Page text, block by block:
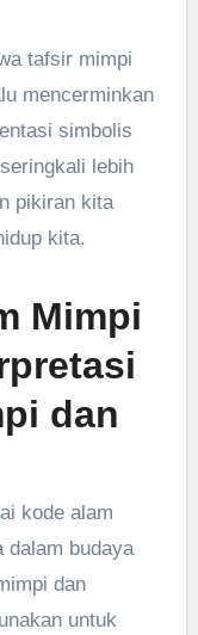
tafsir mimpi
mencerminkan
simbolis
lebih
pikiran kita
kita.
Mimpi
dan
kode alam
dalam budaya
dan
untuk